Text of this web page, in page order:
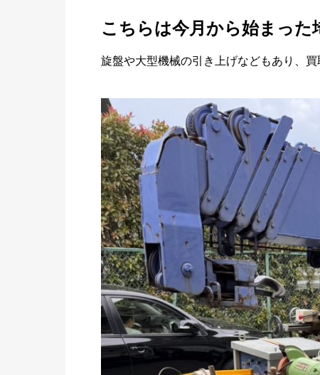
こちらは今月から始まっ
旋盤や大型機械の引き上げなどもあり、買